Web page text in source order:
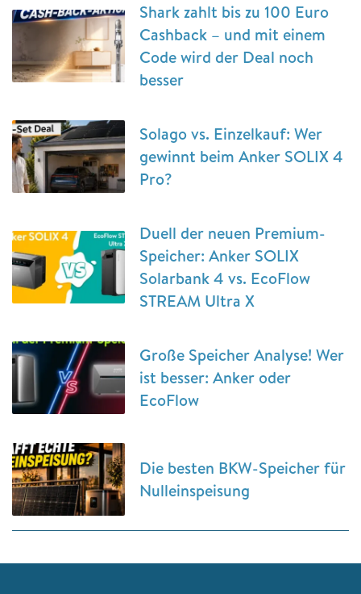
Shark zahlt bis zu 100 Euro
Cashback – und mit einem
Code wird der Deal noch
besser
Solago vs. Einzelkauf: Wer
gewinnt beim Anker SOLIX 4
Pro?
Duell der neuen Premium-
Speicher: Anker SOLIX
Solarbank 4 vs. EcoFlow
STREAM Ultra X
Große Speicher Analyse! Wer
ist besser: Anker oder
EcoFlow
Die besten BKW-Speicher für
Nulleinspeisung